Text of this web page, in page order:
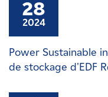
28
2024
Power Sustainable
de stockage d'EDF